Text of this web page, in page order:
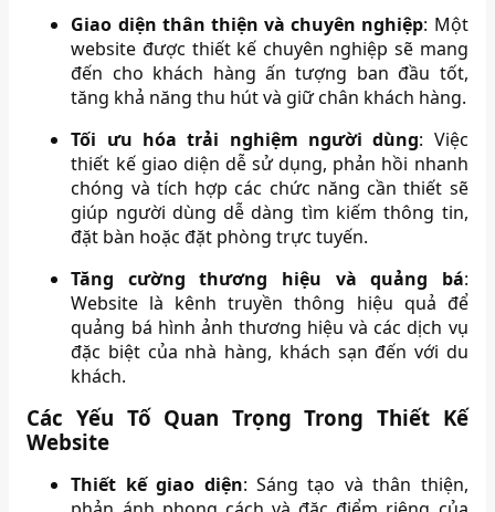
Giao diện thân thiện và chuyên nghiệp: Một
website được thiết kế chuyên nghiệp sẽ mang
đến cho khách hàng ấn tượng ban đầu tốt,
tăng khả năng thu hút và giữ chân khách hàng.
Tối ưu hóa trải nghiệm người dùng: Việc
thiết kế giao diện dễ sử dụng, phản hồi nhanh
chóng và tích hợp các chức năng cần thiết sẽ
giúp người dùng dễ dàng tìm kiếm thông tin,
đặt bàn hoặc đặt phòng trực tuyến.
Tăng cường thương hiệu và quảng bá:
Website là kênh truyền thông hiệu quả để
quảng bá hình ảnh thương hiệu và các dịch vụ
đặc biệt của nhà hàng, khách sạn đến với du
khách.
Các Yếu Tố Quan Trọng Trong Thiết Kế
Website
Thiết kế giao diện: Sáng tạo và thân thiện,